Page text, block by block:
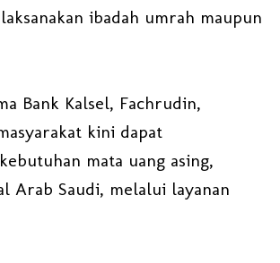
ibadah umrah maupun
Bank Kalsel, Fachrudin,
kini dapat
mata uang asing,
Arab Saudi, melalui layanan